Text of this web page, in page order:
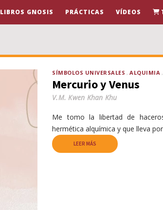
LIBROS GNOSIS PRÁCTICAS VÍDEOS
SÍMBOLOS UNIVERSALES ALQUIMIA
Mercurio y Venus
V.M. Kwen Khan Khu
Me tomo la libertad de
hermética alquímica y que lleva
LEER MÁS